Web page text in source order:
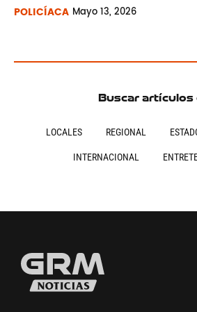
POLICÍACA Mayo13, 2026
Buscar artículos
LOCALES REGIONAL
INTERNACIONAL